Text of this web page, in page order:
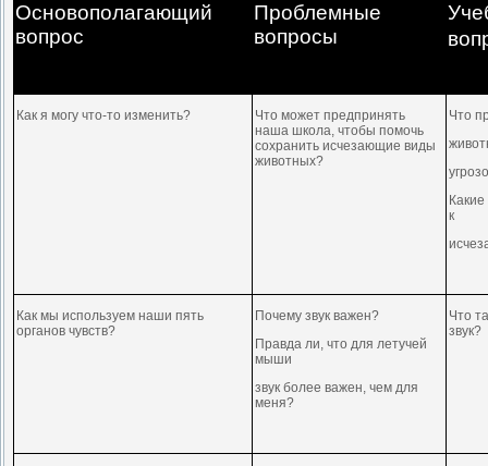
Основополагающий
вопрос
Проблемные
вопросы
Как я могу что-то изменить?
Что может предпринять
наша школа, чтобы помочь
сохранить исчезающие виды
животных?
Что
к
Как мы используем наши пять
органов чувств?
Почему звук важен?
Правда ли, что для летучей
мыши
звук более важен, чем для
меня?
Что
звук?